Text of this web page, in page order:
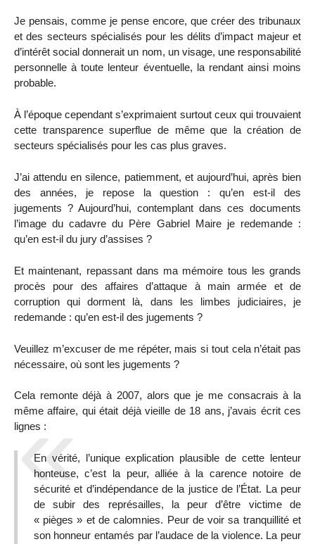
Je pensais, comme je pense encore, que créer des tribunaux
et des secteurs spécialisés pour les délits d’impact majeur et
d’intérêt social donnerait un nom, un visage, une responsabilité
personnelle à toute lenteur éventuelle, la rendant ainsi moins
probable.
À l’époque cependant s’exprimaient surtout ceux qui trouvaient
cette transparence superflue de même que la création de
secteurs spécialisés pour les cas plus graves.
J’ai attendu en silence, patiemment, et aujourd’hui, après bien
des années, je repose la question : qu’en est-il des
jugements ? Aujourd’hui, contemplant dans ces documents
l’image du cadavre du Père Gabriel Maire je redemande :
qu’en est-il du jury d’assises ?
Et maintenant, repassant dans ma mémoire tous les grands
procès pour des affaires d’attaque à main armée et de
corruption qui dorment là, dans les limbes judiciaires, je
redemande : qu’en est-il des jugements ?
Veuillez m’excuser de me répéter, mais si tout cela n’était pas
nécessaire, où sont les jugements ?
Cela remonte déjà à 2007, alors que je me consacrais à la
même affaire, qui était déjà vieille de 18 ans, j’avais écrit ces
lignes :
En vérité, l’unique explication plausible de cette lenteur
honteuse, c’est la peur, alliée à la carence notoire de
sécurité et d’indépendance de la justice de l’État. La peur
de subir des représailles, la peur d’être victime de
« pièges » et de calomnies. Peur de voir sa tranquillité et
son honneur entamés par l’audace de la violence. La peur